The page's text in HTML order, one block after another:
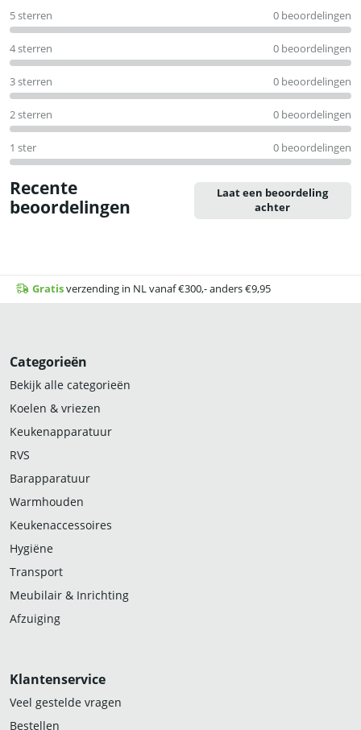
uit
5
5 sterren 0 beoordelingen
4 sterren 0 beoordelingen
3 sterren 0 beoordelingen
2 sterren 0 beoordelingen
1 ster 0 beoordelingen
Recente
beoordelingen
Laat een beoordeling
achter
Gratisverzending in NL vanaf €300,- anders €9,95
Categorieën
Bekijk alle categorieën
Koelen & vriezen
Keukenapparatuur
RVS
Barapparatuur
Warmhouden
Keukenaccessoires
Hygiëne
Transport
Meubilair & Inrichting
Afzuiging
Klantenservice
Veel gestelde vragen
Bestellen